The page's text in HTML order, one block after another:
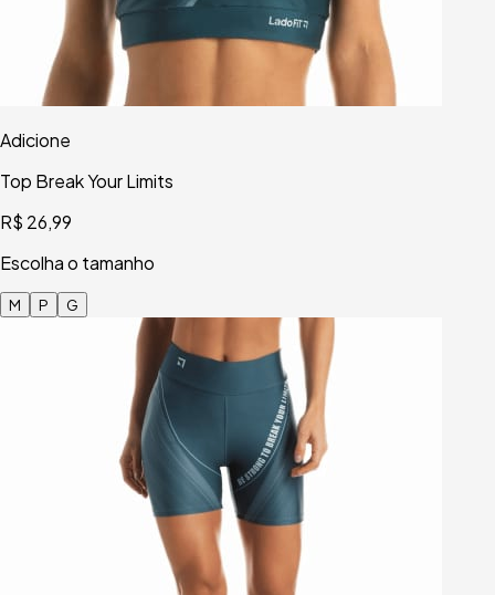
Adicione
Top Break Your Limits
R$ 26,99
Escolha o tamanho
M P G